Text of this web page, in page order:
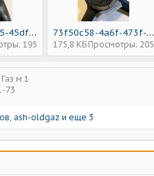
a8767c49-3715-45df-9fb4-0b89f550bb0a.jpeg
195
73f50c58-4a6f-473f-8baa-3899a5608cc3.jpeg
175,8 КБ Просмотры: 205
м 1
73
ash-oldgaz и еще 3